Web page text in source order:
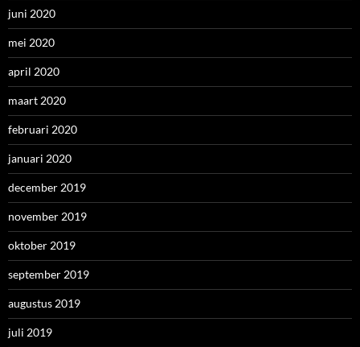
juni 2020
mei 2020
april 2020
maart 2020
februari 2020
januari 2020
december 2019
november 2019
oktober 2019
september 2019
augustus 2019
juli 2019